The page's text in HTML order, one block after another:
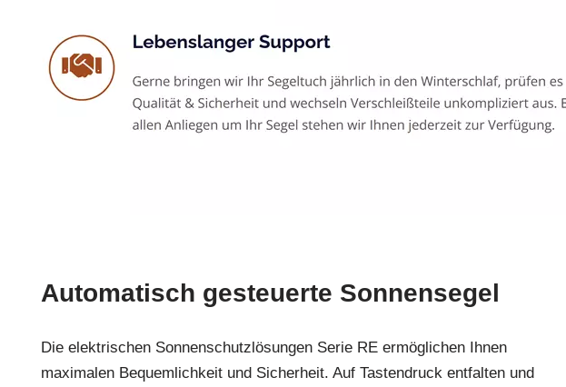
Automatisch gesteuerte Sonnensegel
Die elektrischen Sonnenschutzlösungen Serie RE ermöglichen Ihnen
maximalen Bequemlichkeit und Sicherheit. Auf Tastendruck entfalten und